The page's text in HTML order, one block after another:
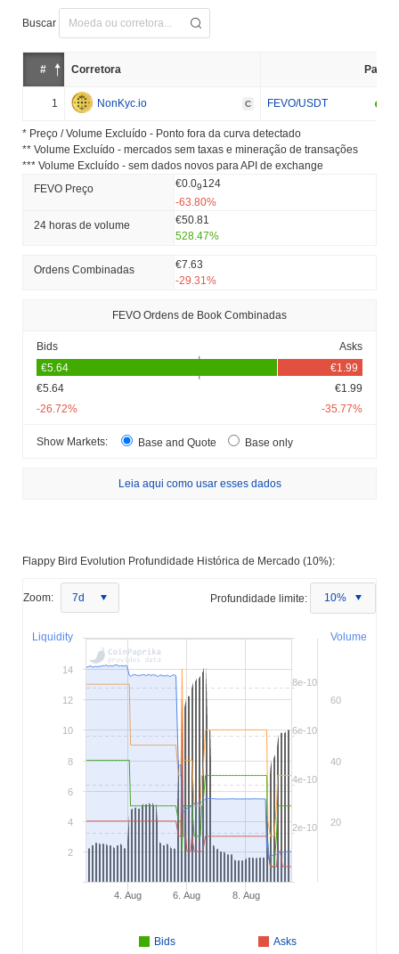
Buscar
# Corretora Par
1 NonKyc.io C FEVO/USDT
* Preço / Volume Excluído - Ponto fora da curva detectado
** Volume Excluído - mercados sem taxas e mineração de transações
*** Volume Excluído - sem dados novos para API de exchange
FEVO Preço
€0.09124
-63.80%
24 horas de volume
€50.81
528.47%
Ordens Combinadas
€7.63
-29.31%
FEVO Ordens de Book Combinadas
Bids Asks
€5.64
€1.99
-26.72%
-35.77%
Show Markets: Base and Quote Base only
Leia aqui como usar esses dados
Flappy Bird Evolution Profundidade Histórica de Mercado (10%):
Zoom: 7d Profundidade limite: 10%
Volume
Liquidity
Bids
Asks
4. Aug 6. Aug 8. Aug
2e-10
4e-10
6e-10
8e-10
20
40
60
2
4
6
8
10
12
14